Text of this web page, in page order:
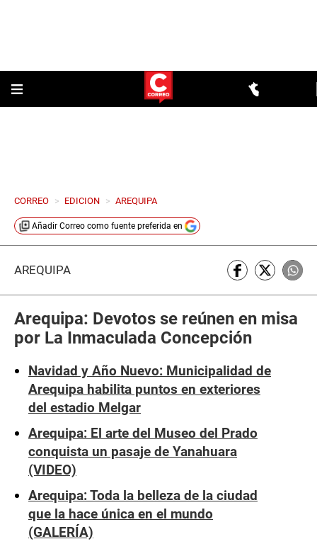
CORREO > EDICION > AREQUIPA
Añadir Correo como fuente preferida en
AREQUIPA
Arequipa: Devotos se reúnen en misa
por La Inmaculada Concepción
Navidad y Año Nuevo: Municipalidad de
Arequipa habilita puntos en exteriores
del estadio Melgar
Arequipa: El arte del Museo del Prado
conquista un pasaje de Yanahuara
(VIDEO)
Arequipa: Toda la belleza de la ciudad
que la hace única en el mundo
(GALERÍA)